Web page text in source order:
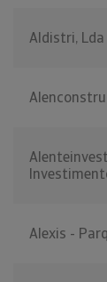
Aldistri, Lda
Alexis -